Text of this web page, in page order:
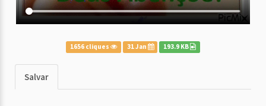
1656 cliques 31 Jan 193.9 KB
Salvar